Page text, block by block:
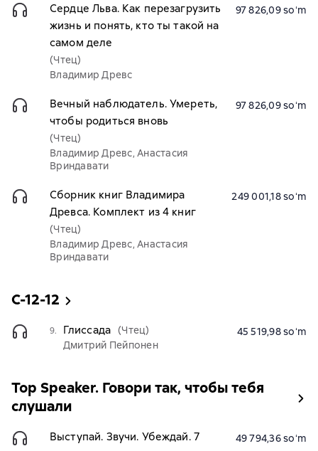
Сердце Льва. Как перезагрузить
жизнь и понять, кто ты такой на
самом деле
(Чтец)
Владимир Древс
97 826,09 soʻm
Вечный наблюдатель. Умереть,
чтобы родиться вновь
(Чтец)
Владимир Древс, Анастасия
Вриндавати
97 826,09 soʻm
Сборник книг Владимира
Древса. Комплект из 4 книг
(Чтец)
Владимир Древс, Анастасия
Вриндавати
249 001,18 soʻm
С-12-12
9. Глиссада (Чтец)
Дмитрий Пейпонен
45 519,98 soʻm
Top Speaker. Говори так, чтобы тебя
слушали
Выступай. Звучи. Убеждай. 7
49 794,36 soʻm